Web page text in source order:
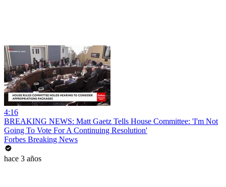
4:16
BREAKING NEWS: Matt Gaetz Tells House Committee: 'I'm Not
Going To Vote For A Continuing Resolution'
Forbes Breaking News
hace 3 años